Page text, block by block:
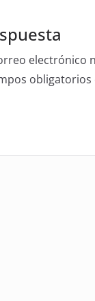
electrónico